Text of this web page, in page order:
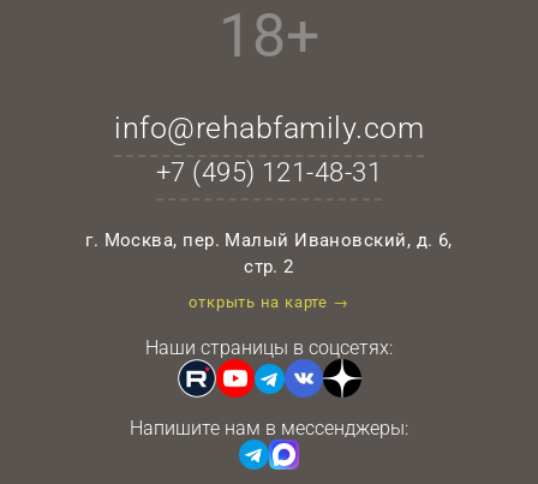
18+
info@rehabfamily.com
+7 (495) 121-48-31
г. Москва, пер. Малый Ивановский, д. 6,
стр. 2
открыть на карте →
Наши страницы в соцсетях:
Напишите нам в мессенджеры: